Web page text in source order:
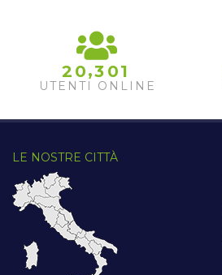
2 0,3 01
UTENTI ONLINE
LE NOSTRE CITTÀ